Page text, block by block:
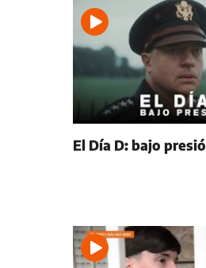
El Día D: bajo